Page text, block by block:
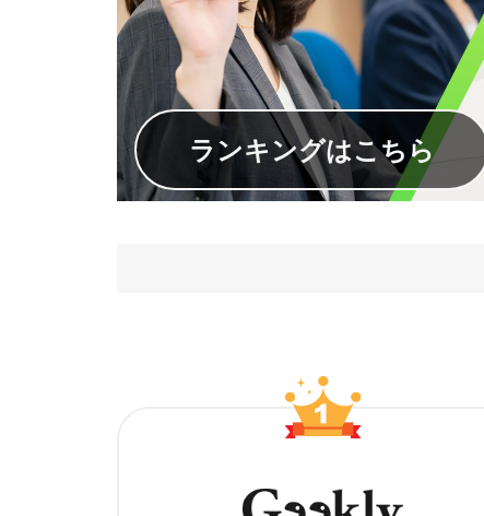
ランキングはこちら